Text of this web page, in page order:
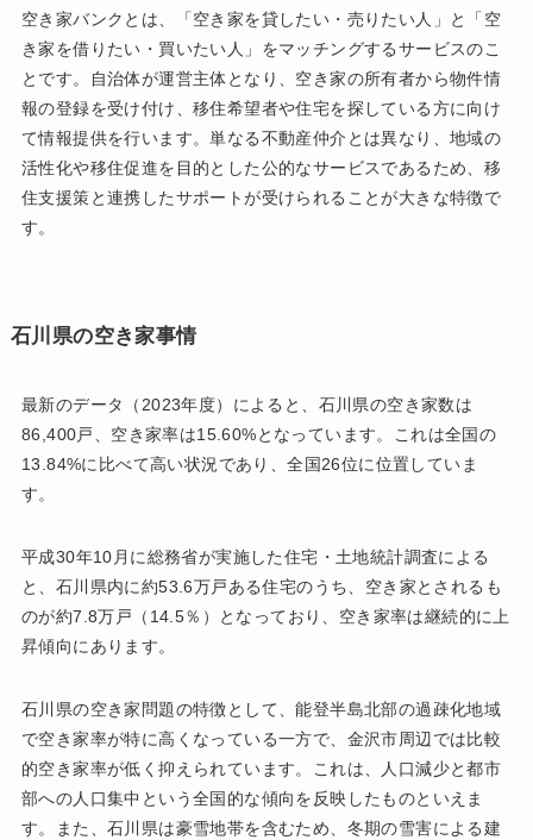
空き家バンクとは、「空き家を貸したい・売りたい人」と「空
き家を借りたい・買いたい人」をマッチングするサービスのこ
とです。自治体が運営主体となり、空き家の所有者から物件情
報の登録を受け付け、移住希望者や住宅を探している方に向け
て情報提供を行います。単なる不動産仲介とは異なり、地域の
活性化や移住促進を目的とした公的なサービスであるため、移
住支援策と連携したサポートが受けられることが大きな特徴で
す。
石川県の空き家事情
最新のデータ（2023年度）によると、石川県の空き家数は
86,400戸、空き家率は15.60%となっています。これは全国の
13.84%に比べて高い状況であり、全国26位に位置していま
す。
平成30年10月に総務省が実施した住宅・土地統計調査による
と、石川県内に約53.6万戸ある住宅のうち、空き家とされるも
のが約7.8万戸（14.5％）となっており、空き家率は継続的に上
昇傾向にあります。
石川県の空き家問題の特徴として、能登半島北部の過疎化地域
で空き家率が特に高くなっている一方で、金沢市周辺では比較
的空き家率が低く抑えられています。これは、人口減少と都市
部への人口集中という全国的な傾向を反映したものといえま
す。また、石川県は豪雪地帯を含むため、冬期の雪害による建